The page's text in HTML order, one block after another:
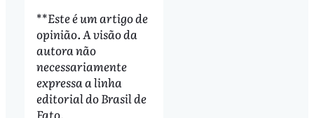
**Este é um artigo de
opinião. A visão da
autora não
necessariamente
expressa a linha
editorial do Brasil de
Fato.